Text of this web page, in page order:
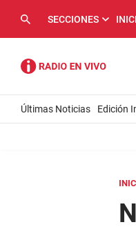
SECCIONES
Últimas Noticias Edición